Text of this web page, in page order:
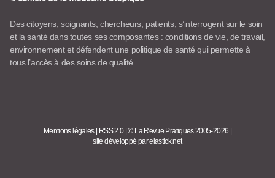
Des citoyens, soignants, chercheurs, patients, s’interrogent sur le soin
et la santé dans toutes ses composantes : conditions de vie, de travail,
environnement et défendent une politique de santé qui permette à
tous l’accès à des soins de qualité.
Mentions légales RSS 2.0 |© La Revue Pratiques 2005-2026
site développé par elastick.net